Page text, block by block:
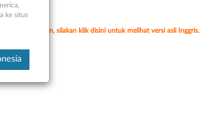
mesin, silakan klik disini untuk melihat versi asli Inggris.
ke situs